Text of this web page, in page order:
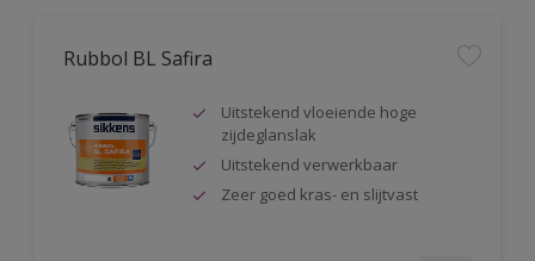
Rubbol BL Safira
Uitstekend vloeiende hoge
zijdeglanslak
Uitstekend verwerkbaar
Zeer goed kras- en slijtvast